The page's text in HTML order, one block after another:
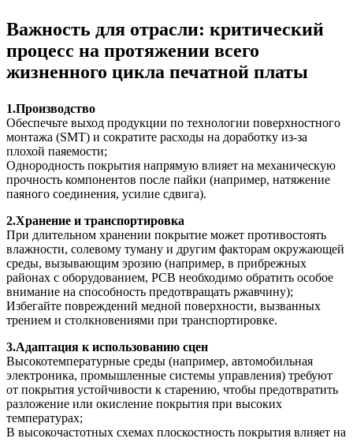
Важность для отрасли: критический
процесс на протяжении всего
жизненного цикла печатной платы
1.Производство
Обеспечьте выход продукции по технологии поверхностного
монтажа (SMT) и сократите расходы на доработку из-за
плохой паяемости;
Однородность покрытия напрямую влияет на механическую
прочность компонентов после пайки (например, натяжение
паяного соединения, усилие сдвига).
2.Хранение и транспортировка
При длительном хранении покрытие может противостоять
влажности, солевому туману и другим факторам окружающей
среды, вызывающим эрозию (например, в прибрежных
районах с оборудованием, PCB необходимо обратить особое
внимание на способность предотвращать ржавчину);
Избегайте повреждений медной поверхности, вызванных
трением и столкновениями при транспортировке.
3.Адаптация к использованию сцен
Высокотемпературные среды (например, автомобильная
электроника, промышленные системы управления) требуют
от покрытия устойчивости к старению, чтобы предотвратить
разложение или окисление покрытия при высоких
температурах;
В высокочастотных схемах плоскостность покрытия влияет на